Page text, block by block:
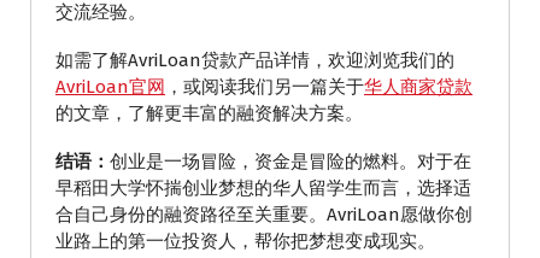
交流经验。
如需了解AvriLoan贷款产品详情，欢迎浏览我们的
AvriLoan官网 ，或阅读我们另一篇关于华人商家贷款
的文章，了解更丰富的融资解决方案。
结语： 创业是一场冒险，资金是冒险的燃料。对于在
早稻田大学怀揣创业梦想的华人留学生而言，选择适
合自己身份的融资路径至关重要。AvriLoan愿做你创
业路上的第一位投资人，帮你把梦想变成现实。